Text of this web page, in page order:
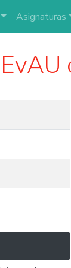
Asignaturas